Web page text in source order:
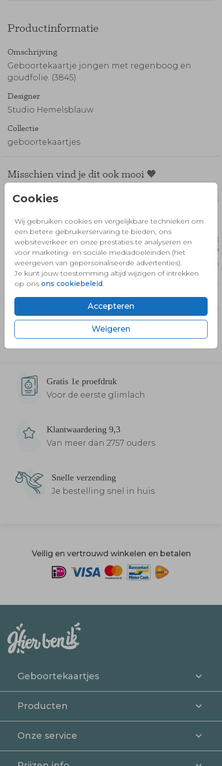
Cookies
Wij gebruiken cookies en vergelijkbare technieken om
een betere gebruikerservaring te bieden, ons
websiteverkeer en onze prestaties te analyseren en
voor marketing- en sociale mediadoeleinden (het
weergeven van gepersonaliseerde advertenties).
Je kunt jouw toestemming altijd wijzigen of intrekken
op ons ons cookiebeleid.
Accepteren
Weigeren
Productinformatie
Omschrijving
Geboortekaartje jongen met regenboog en
goudfolie. (3845)
Designer
Studio Hemelsblauw
Collectie
geboortekaartjes
Misschien vind je dit ook mooi 🧡
Gratis 1e proefdruk
Voor de eerste glimlach
Klantwaardering 9,3
Van meer dan 2757 ouders
Snelle verzending
Je bestelling snel in huis
Veilig en vertrouwd winkelen en betalen
Geboortekaartjes
Producten
Onze service